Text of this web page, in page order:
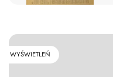
WYŚWIETLEŃ